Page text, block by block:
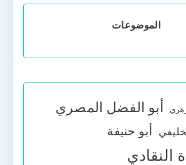
الموضوعات
أبو الفضل المصري
أبو حنيفة
النقادي